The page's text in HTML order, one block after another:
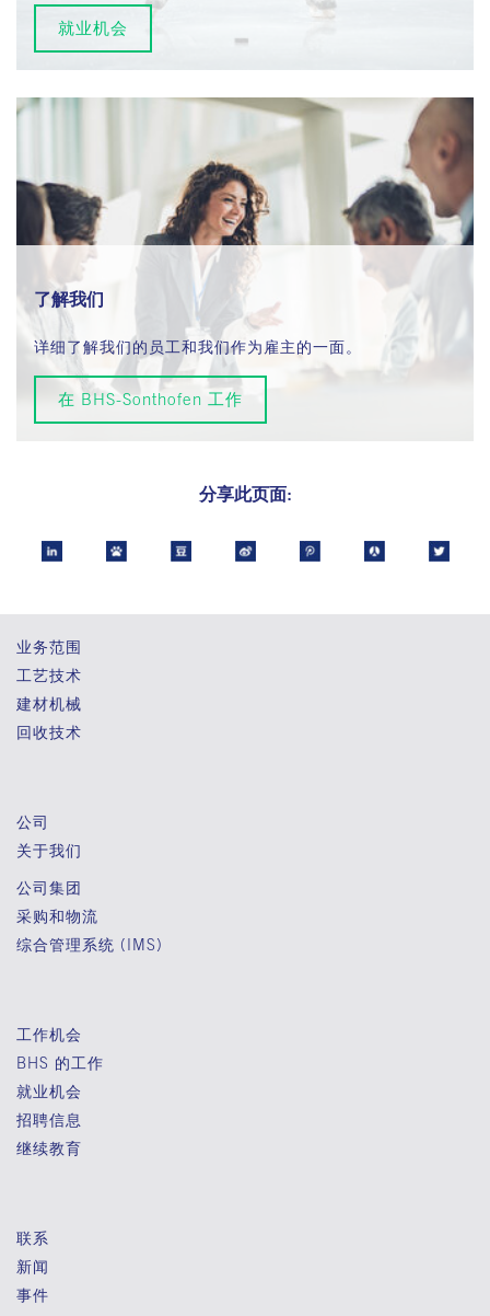
就业机会
了解我们
详细了解我们的员工和我们作为雇主的一面。
在 BHS-Sonthofen 工作
分享此页面:
业务范围
工艺技术
建材机械
回收技术
公司
关于我们
公司集团
采购和物流
综合管理系统 (IMS)
工作机会
BHS 的工作
就业机会
招聘信息
继续教育
联系
新闻
事件